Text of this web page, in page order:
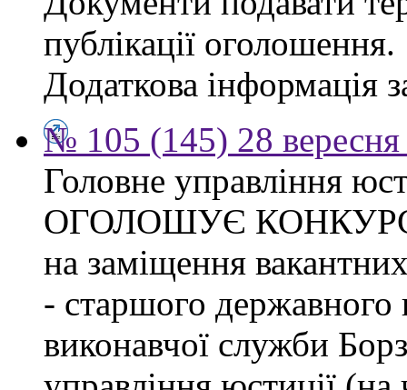
публікації оголошення.
Додаткова інформація
№ 105 (145) 28 вересня
Головне управління
ОГОЛОШУЄ
на заміщення
- старшого державного
виконавчої служби